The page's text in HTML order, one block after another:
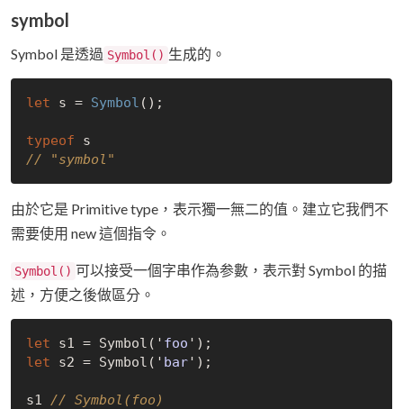
symbol
Symbol 是透過 Symbol() 生成的。
let s = Symbol ();
typeof
// "symbol"
由於它是 Primitive type，表示獨一無二的值。建立它我們不
需要使用 new 這個指令。
Symbol() 可以接受一個字串作為参數，表示對 Symbol 的描
述，方便之後做區分。
let s1 = Symbol(' foo ')
let s2 = Symbol(' bar') ;
s1 // Symbol(foo)